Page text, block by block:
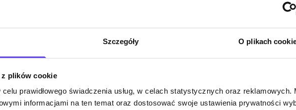
Szczegóły O plikach
plików cookie
prawidłowego świadczenia usług, w celach statystycznych oraz reklamowych.
informacjami na ten temat oraz dostosować swoje ustawienia prywatności